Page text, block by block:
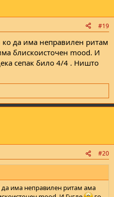
#19
да има неправилен ритам
блискоисточен mood. И
сепак било 4/4 . Ништо
#20
има неправилен ритам ама